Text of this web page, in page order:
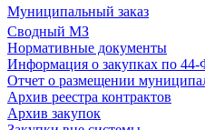
Муниципальный заказ
Сводный МЗ
Нормативные документы
Информация о закупках по
Отчет о размещении
Архив реестра контрактов
Архив закупок